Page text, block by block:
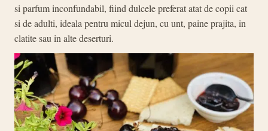
si parfum inconfundabil, fiind dulcele preferat atat de copii cat
si de adulti, ideala pentru micul dejun, cu unt, paine prajita, in
clatite sau in alte deserturi.